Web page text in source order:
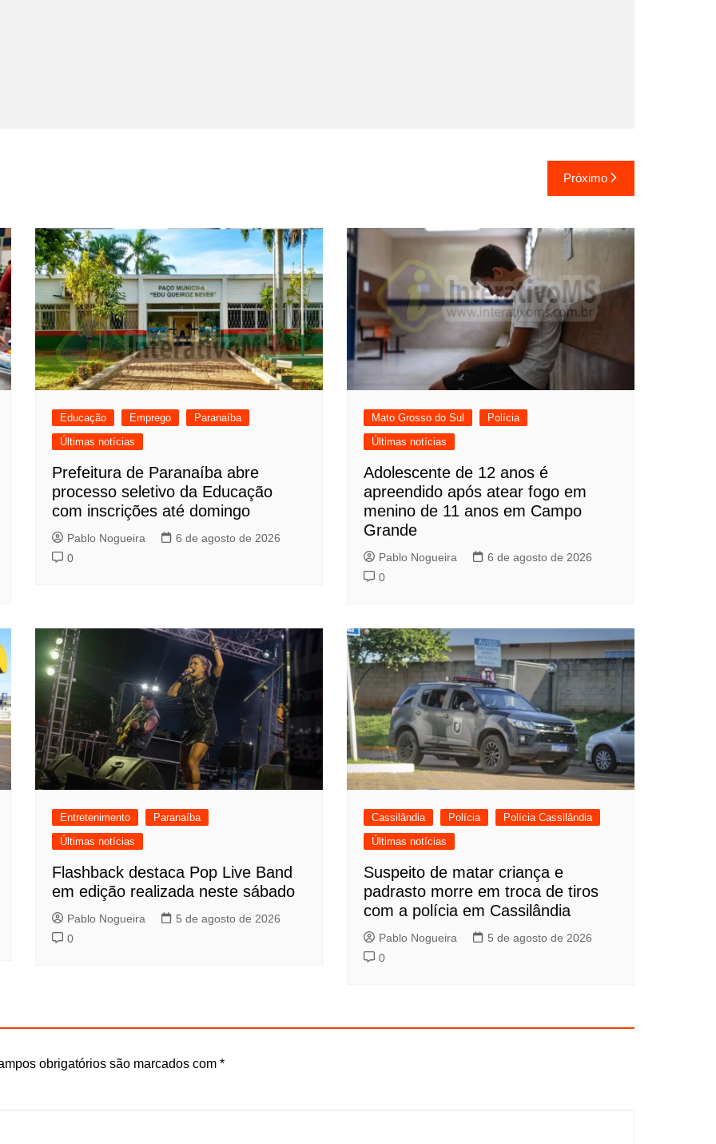
Próximo
Educação Emprego
Paranaíba
Últimas notícias
Prefeitura de Paranaíba abre
processo seletivo da Educação
com inscrições até domingo
Pablo Nogueira
6 de agosto de 2026
0
Mato Grosso do Sul
Polícia
Últimas notícias
Adolescente de 12 anos é
apreendido após atear fogo em
menino de 11 anos em Campo
Grande
Pablo Nogueira
6 de agosto de 2026
0
Entretenimento
Paranaíba
Últimas notícias
Flashback destaca Pop Live Band
em edição realizada neste sábado
Pablo Nogueira
5 de agosto de 2026
0
Cassilândia Polícia
Polícia Cassilândia
Últimas notícias
Suspeito de matar criança e
padrasto morre em troca de tiros
com a polícia em Cassilândia
Pablo Nogueira
5 de agosto de 2026
0
obrigatórios são marcados com *